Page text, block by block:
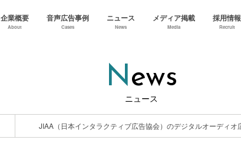
企業概要
About
音声広告事例
Cases
ニュース
News
メディア掲載
Media
採用情報
Recruit
News
ニュース